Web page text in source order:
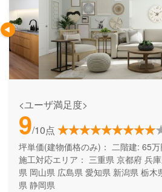
<ユーザ満足度>
9/10点
坪単価(建物価格のみ)： 二階建: 65
施工対応エリア： 三重県 京都府 兵
県 岡山県 広島県 愛知県 新潟県 栃木
県 静岡県